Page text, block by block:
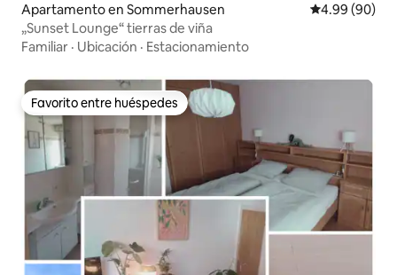
Apartamento en Sommerhausen Calificación
4.99 (90)
„Sunset Lounge“ tierras de viña
Familiar · Ubicación · Estacionamiento
Favorito entre huéspedes
Favorito entre huéspedes